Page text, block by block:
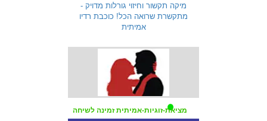
מיקה תקשור וחיזוי גורלות מדויק -
מתקשרת שרואה הכל! כוכבת רדיו
אמיתית
מציאת-זוגיות-אמיתית זמינה לשיחה